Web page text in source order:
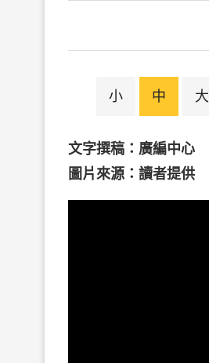
小 中 大
文字撰稿：廣編中心
圖片來源：讀者提供